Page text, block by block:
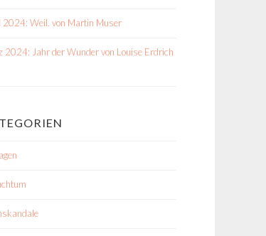
2024: Weil. von Martin Muser
2024: Jahr der Wunder von Louise Erdrich